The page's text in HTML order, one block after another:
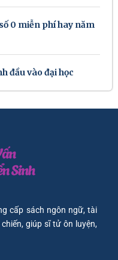
0 miễn phí hay năm
đầu vào đại học
cấp sách ngôn ngữ, tài
giúp sĩ tử ôn luyện,